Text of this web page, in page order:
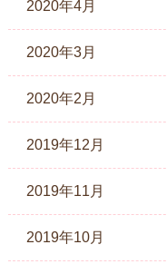
2020年4月
2020年3月
2020年2月
2019年12月
2019年11月
2019年10月